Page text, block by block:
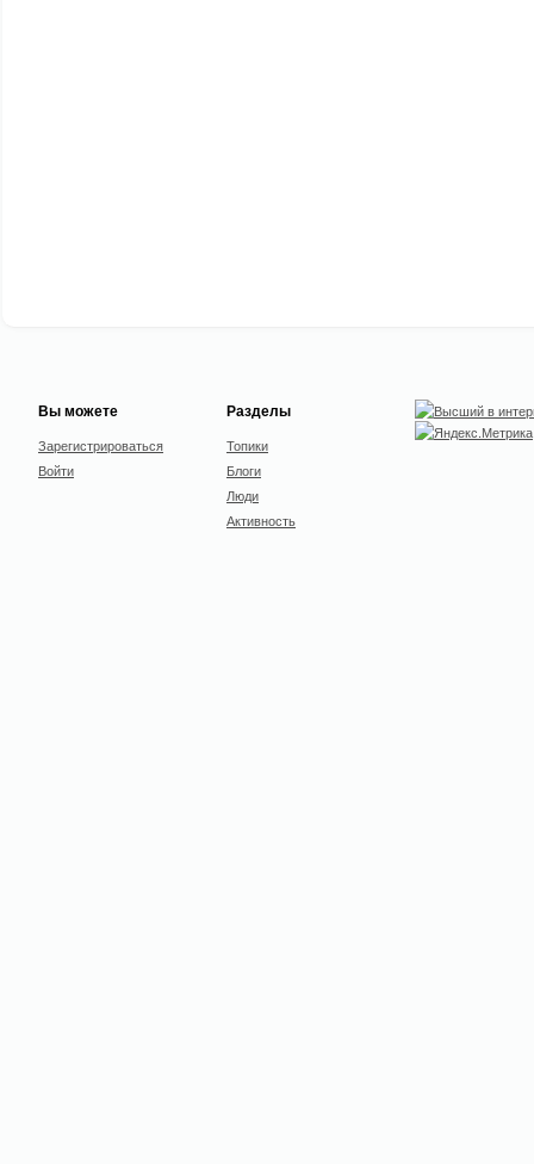
Вы можете
Зарегистрироваться
Войти
Разделы
Топики
Блоги
Люди
Активность